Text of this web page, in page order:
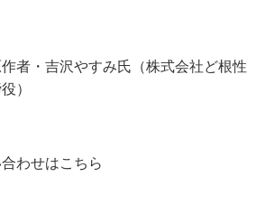
作者・吉沢やすみ氏（株式会社ど根性
）
わせはこちら